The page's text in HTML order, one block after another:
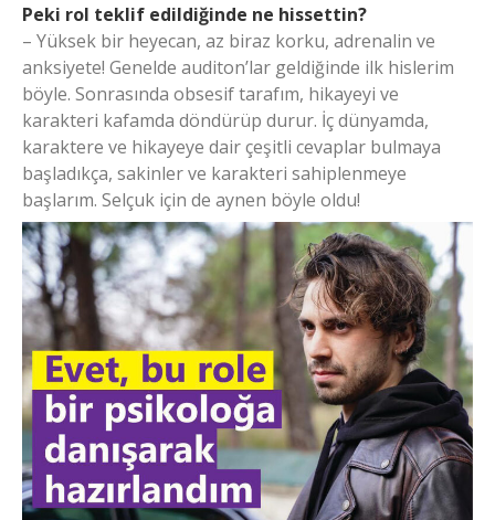
Peki rol teklif edildiğinde ne hissettin?
– Yüksek bir heyecan, az biraz korku, adrenalin ve
anksiyete! Genelde auditon’lar geldiğinde ilk hislerim
böyle. Sonrasında obsesif tarafım, hikayeyi ve
karakteri kafamda döndürüp durur. İç dünyamda,
karaktere ve hikayeye dair çeşitli cevaplar bulmaya
başladıkça, sakinler ve karakteri sahiplenmeye
başlarım. Selçuk için de aynen böyle oldu!